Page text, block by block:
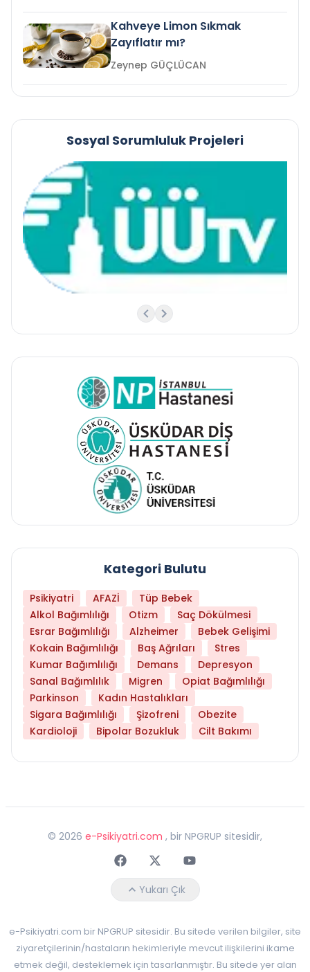
Kahveye Limon Sıkmak
Zayıflatır mı?
Zeynep GÜÇLÜCAN
Sosyal Sorumluluk Projeleri
Kategori Bulutu
Psikiyatri AFAZİ
Tüp Bebek
Alkol Bağımlılığı
Otizm
Saç Dökülmesi
Esrar Bağımlılığı
Alzheimer
Bebek Gelişimi
Kokain Bağımlılığı
Baş Ağrıları
Stres
Kumar Bağımlılığı
Demans
Depresyon
Sanal Bağımlılık
Migren
Opiat Bağımlılığı
Parkinson
Kadın Hastalıkları
Sigara Bağımlılığı
Şizofreni
Obezite
Kardioloji
Bipolar Bozukluk Cilt Bakımı
© 2026 e-Psikiyatri.com , bir NPGRUP sitesidir,
FaceebokTwitterYoutube
Yukarı Çık
e-Psikiyatri.com bir NPGRUP sitesidir. Bu sitede verilen bilgiler, site
ziyaretçilerinin/hastaların hekimleriyle mevcut ilişkilerini ikame
etmek değil, desteklemek için tasarlanmıştır. Bu sitede yer alan